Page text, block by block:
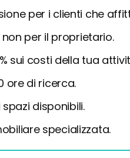
per i clienti che
non per il proprietario.
sui costi della tua
ore di ricerca.
disponibili.
specializzata.